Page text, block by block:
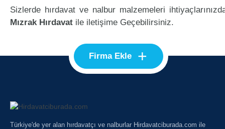
Sizlerde hırdavat ve nalbur malzemeleri
Mızrak Hırdavat ile iletişime Geçebilirsiniz.
Firma Ekle +
Türkiye'de yer alan hırdavatçı ve nalburlar Hirdavatciburada.com ile